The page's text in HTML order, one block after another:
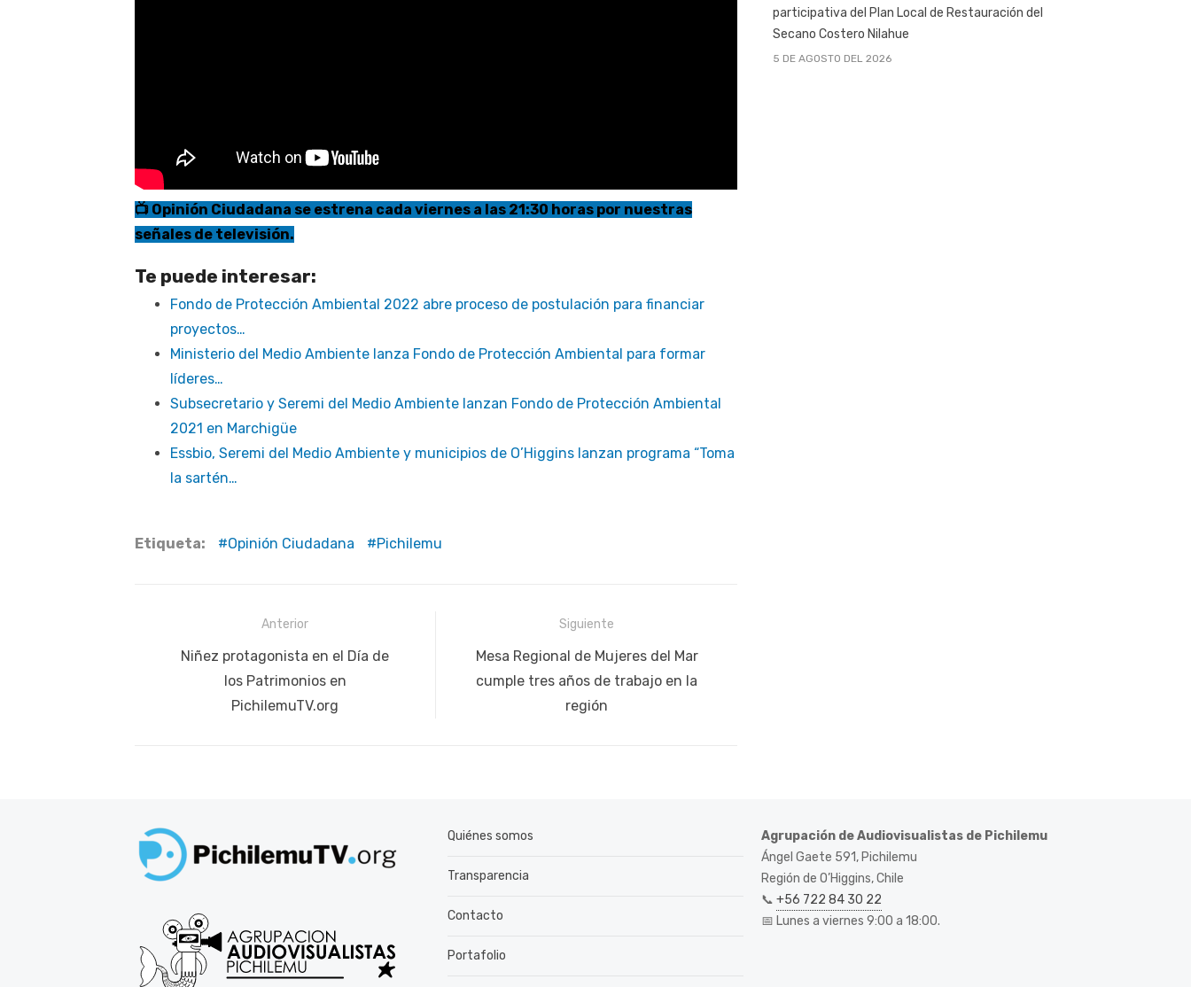
📺 Opinión Ciudadana se estrena cada viernes a las 21:30 horas por nuestras
señales de televisión.
Te puede interesar:
Fondo de Protección Ambiental 2022 abre proceso de postulación para financiar
proyectos…
Ministerio del Medio Ambiente lanza Fondo de Protección Ambiental para formar
líderes…
Subsecretario y Seremi del Medio Ambiente lanzan Fondo de Protección Ambiental
2021 en Marchigüe
Essbio, Seremi del Medio Ambiente y municipios de O’Higgins lanzan programa “Toma
la sartén…
Etiqueta: Opinión Ciudadana Pichilemu
Navegación
entradas
Anterior
Publicación
anterior:
Niñez protagonista en el Día de
los Patrimonios en
PichilemuTV.org
Siguiente
Siguiente
publicación:
Mesa Regional de Mujeres del Mar
cumple tres años de trabajo en la
región
participativa del Plan Local de Restauración del
Secano Costero Nilahue
5 DE AGOSTO DEL 2026
Quiénes somos
Transparencia
Contacto
Portafolio
Agrupación de Audiovisualistas de Pichilemu
Ángel Gaete 591, Pichilemu
Región de O’Higgins, Chile
📞 +56 722 84 30 22
📅 Lunes a viernes 9:00 a 18:00.